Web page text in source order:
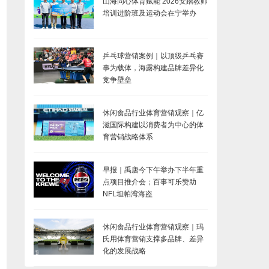
培训进阶班及运动会在宁举办
乒乓球营销案例｜以顶级乒乓赛
事为载体，海露构建品牌差异化
竞争壁垒
休闲食品行业体育营销观察｜亿
滋国际构建以消费者为中心的体
育营销战略体系
早报｜禹唐今下午举办下半年重
点项目推介会；百事可乐赞助
NFL坦帕湾海盗
休闲食品行业体育营销观察｜玛
氏用体育营销支撑多品牌、差异
化的发展战略